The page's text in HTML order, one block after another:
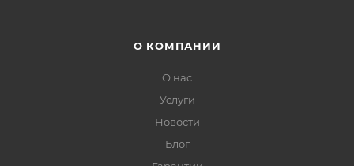
О КОМПАНИИ
О нас
Услуги
Новости
Блог